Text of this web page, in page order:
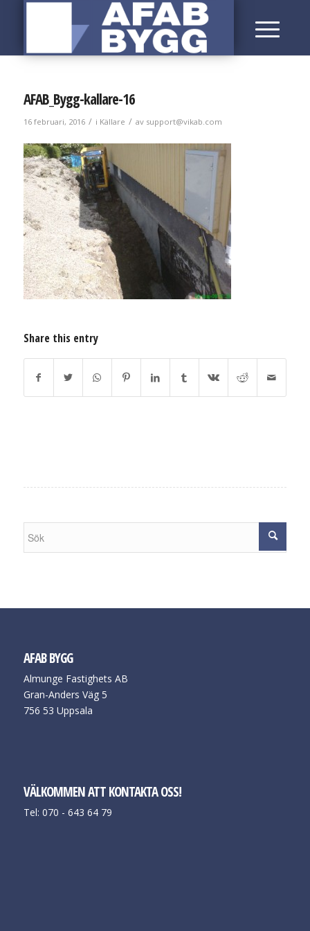
AFAB_Bygg-kallare-16
16 februari, 2016 / i Källare / av support@vikab.com
Share this entry
AFAB BYGG
Almunge Fastighets AB
Gran-Anders Väg 5
756 53 Uppsala
VÄLKOMMEN ATT KONTAKTA OSS!
Tel: 070 - 643 64 79